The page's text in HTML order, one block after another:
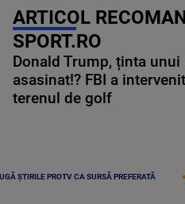
ARTICOL
SPORT.RO
Donald Trump, ținta unui
asasinat!? FBI a
terenul de golf
ȘTIRILE PROTV CA SURSĂ PREFERATĂ